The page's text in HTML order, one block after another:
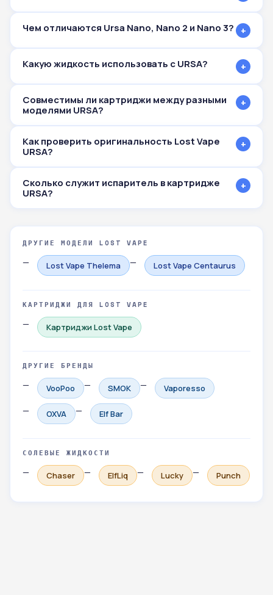
Чем отличаются Ursa Nano, Nano 2 и Nano 3? +
Какую жидкость использовать с URSA? +
Совместимы ли картриджи между разными
моделями URSA?
+
Как проверить оригинальность Lost Vape
URSA?
+
Сколько служит испаритель в картридже
URSA?
+
ДРУГИЕ МОДЕЛИ LOST VAPE
Lost Vape Thelema Lost Vape Centaurus
КАРТРИДЖИ ДЛЯ LOST VAPE
Картриджи Lost Vape
ДРУГИЕ БРЕНДЫ
VooPoo SMOK Vaporesso
OXVA Elf Bar
СОЛЕВЫЕ ЖИДКОСТИ
Chaser ElfLiq Lucky Punch